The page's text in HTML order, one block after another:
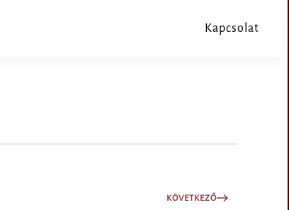
Kapcsolat
KÖVETKEZŐ